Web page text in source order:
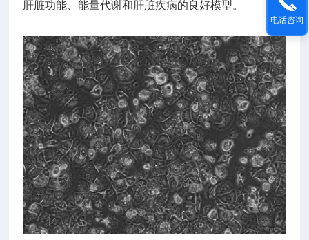
肝脏功能、能量代谢和肝脏疾病的良好模型。
电话咨询